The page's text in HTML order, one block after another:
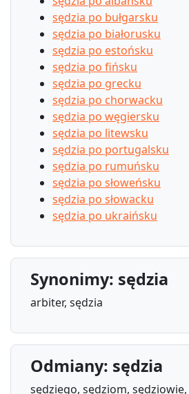
sędzia po bułgarsku
sędzia po białorusku
sędzia po estońsku
sędzia po fińsku
sędzia po grecku
sędzia po chorwacku
sędzia po węgiersku
sędzia po litewsku
sędzia po portugalsku
sędzia po rumuńsku
sędzia po słoweńsku
sędzia po słowacku
sędzia po ukraińsku
Synonimy: sędzia
arbiter, sędzia
Odmiany: sędzia
sędziego, sędziom,